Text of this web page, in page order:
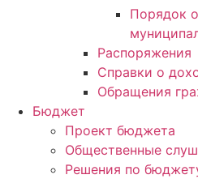
Порядок
Распоряжения
Справки о
Обращения
Бюджет
Проект бюджета
Общественные
Решения по